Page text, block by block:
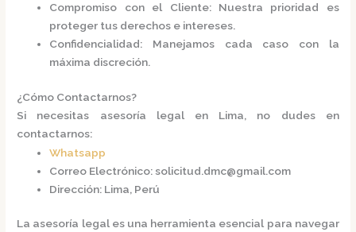
Compromiso con el Cliente: Nuestra prioridad es
proteger tus derechos e intereses.
Confidencialidad: Manejamos cada caso con la
máxima discreción.​
¿Cómo Contactarnos?
Si necesitas asesoría legal en Lima, no dudes en
contactarnos:​
Whatsapp
Correo Electrónico: solicitud.dmc@gmail.com
Dirección: Lima, Perú​
La asesoría legal es una herramienta esencial para navegar